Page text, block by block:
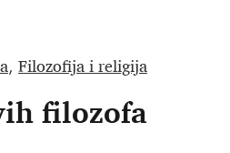
, Filozofija i religija
filozofa